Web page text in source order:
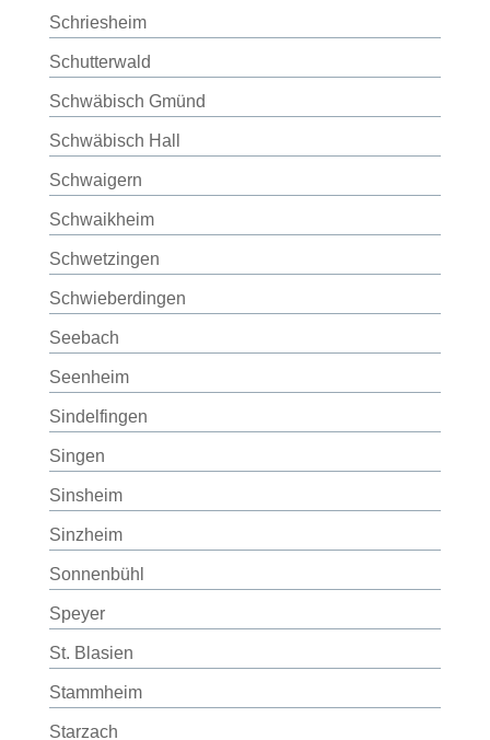
Schriesheim
Schutterwald
Schwäbisch Gmünd
Schwäbisch Hall
Schwaigern
Schwaikheim
Schwetzingen
Schwieberdingen
Seebach
Seenheim
Sindelfingen
Singen
Sinsheim
Sinzheim
Sonnenbühl
Speyer
St. Blasien
Stammheim
Starzach